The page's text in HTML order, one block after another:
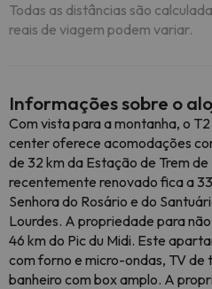
Todas as distâncias são
reais de viagem podem variar.
Informações sobre o
Com vista para a montanha, o
center oferece acomodações
de 32 km da Estação de Trem
recentemente renovado fica a
Senhora do Rosário e do
Lourdes. A propriedade para
46 km do Pic du Midi. Este
com forno e micro-ondas, TV de
banheiro com box amplo. A